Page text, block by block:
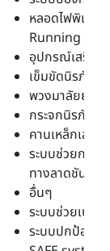
หลอดไฟพิเศษ
Running
อุปกรณ์เสริม
เข็มขัดนิรภัย
พวงมาลัยยุบตั
กระจกนิรภัย
คานเหล็กเสริ
ระบบช่วยการ
ทางลาดชัน
อื่นๆ
ระบบช่วยเบร
ระบบปกป้องก่